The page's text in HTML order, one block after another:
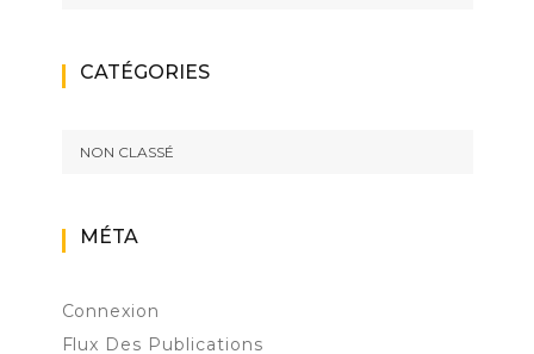
CATÉGORIES
NON CLASSÉ
MÉTA
Connexion
Flux Des Publications